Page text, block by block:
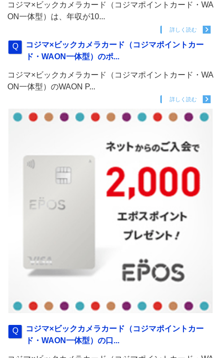
コジマ×ビックカメラカード（コジマポイントカード・WA
ON一体型）は、年収が10...
詳しく読む
コジマ×ビックカメラカード（コジマポイントカー
ド・WAON一体型）のポ...
コジマ×ビックカメラカード（コジマポイントカード・WA
ON一体型）のWAON P...
詳しく読む
コジマ×ビックカメラカード（コジマポイントカー
ド・WAON一体型）の口...